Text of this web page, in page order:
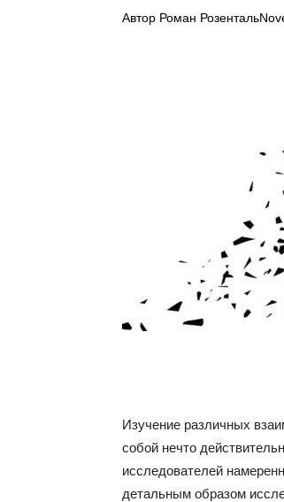
Автор Роман Розенталь
Изучение различных
собой нечто
исследователей
детальным образом